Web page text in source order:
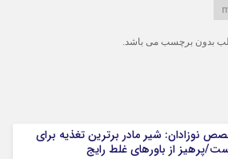
بدون برچسب می باشد.
نوزادان: شیر مادر برترین تغذیه برای
پرهیز از باورهای غلط رایج